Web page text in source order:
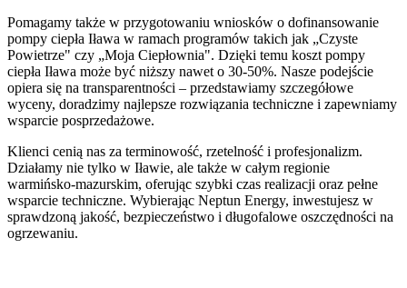
Pomagamy także w przygotowaniu wniosków o dofinansowanie
pompy ciepła Iława w ramach programów takich jak „Czyste
Powietrze" czy „Moja Ciepłownia". Dzięki temu koszt pompy
ciepła Iława może być niższy nawet o 30-50%. Nasze podejście
opiera się na transparentności – przedstawiamy szczegółowe
wyceny, doradzimy najlepsze rozwiązania techniczne i zapewniamy
wsparcie posprzedażowe.
Klienci cenią nas za terminowość, rzetelność i profesjonalizm.
Działamy nie tylko w Iławie, ale także w całym regionie
warmińsko-mazurskim, oferując szybki czas realizacji oraz pełne
wsparcie techniczne. Wybierając Neptun Energy, inwestujesz w
sprawdzoną jakość, bezpieczeństwo i długofalowe oszczędności na
ogrzewaniu.